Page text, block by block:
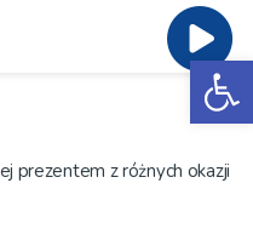
prezentem z różnych okazji